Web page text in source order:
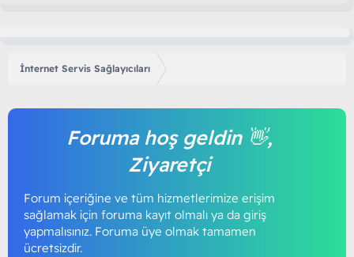
İnternet Servis Sağlayıcıları
Foruma hoş geldin 👋,
Ziyaretçi
Forum içeriğine ve tüm hizmetlerimize erişim
sağlamak için foruma kayıt olmalı ya da giriş
yapmalısınız. Foruma üye olmak tamamen
ücretsizdir.